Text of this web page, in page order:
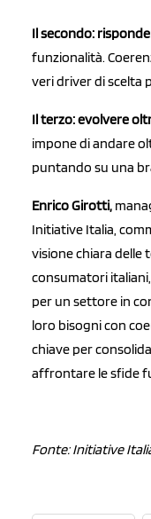
Il secondo:
funzionalità.
veri driver di scelta
Il terzo: evolvere
impone di andare
puntando su una
Enrico Girotti,
Initiative Italia,
visione chiara delle
consumatori
per un settore in
loro bisogni con
chiave per
affrontare le sfide
Fonte: Initiative